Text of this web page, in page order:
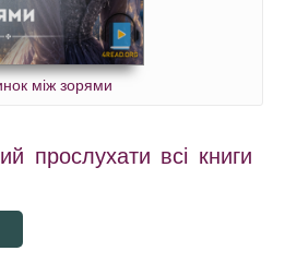
між зорями
прослухати всі книги